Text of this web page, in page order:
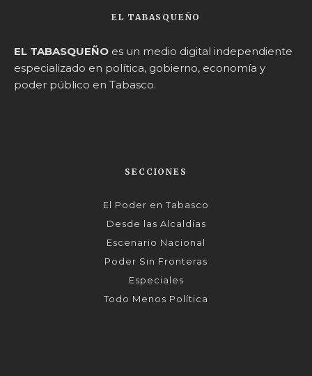
EL TABASQUEÑO
EL TABASQUEÑO es un medio digital independiente
especializado en política, gobierno, economía y
poder público en Tabasco.
SECCIONES
El Poder en Tabasco
Desde las Alcaldías
Escenario Nacional
Poder Sin Fronteras
Especiales
Todo Menos Política